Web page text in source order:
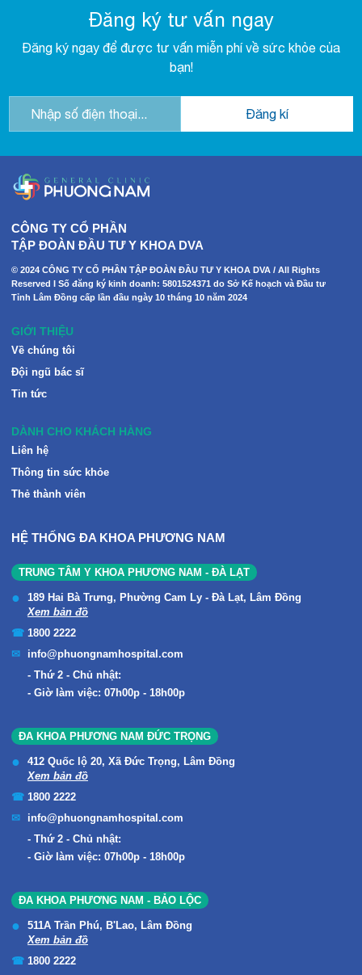
Đăng ký tư vấn ngay
Đăng ký ngay để được tư vấn miễn phí về sức khỏe của
bạn!
CÔNG TY CỔ PHẦN
TẬP ĐOÀN ĐẦU TƯ Y KHOA DVA
© 2024 CÔNG TY CỔ PHẦN TẬP ĐOÀN ĐẦU TƯ Y KHOA DVA / All Rights
Reserved I Số đăng ký kinh doanh: 5801524371 do Sở Kế hoạch và Đầu tư
Tỉnh Lâm Đồng cấp lần đầu ngày 10 tháng 10 năm 2024
GIỚI THIỆU
Về chúng tôi
Đội ngũ bác sĩ
Tin tức
DÀNH CHO KHÁCH HÀNG
Liên hệ
Thông tin sức khỏe
Thẻ thành viên
HỆ THỐNG ĐA KHOA PHƯƠNG NAM
TRUNG TÂM Y KHOA PHƯƠNG NAM - ĐÀ LẠT
189 Hai Bà Trưng, Phường Cam Ly - Đà Lạt, Lâm Đồng
Xem bản đồ
1800 2222
info@phuongnamhospital.com
Thứ 2 - Chủ nhật:
Giờ làm việc: 07h00p - 18h00p
ĐA KHOA PHƯƠNG NAM ĐỨC TRỌNG
412 Quốc lộ 20, Xã Đức Trọng, Lâm Đồng
Xem bản đồ
1800 2222
info@phuongnamhospital.com
Thứ 2 - Chủ nhật:
Giờ làm việc: 07h00p - 18h00p
ĐA KHOA PHƯƠNG NAM - BẢO LỘC
511A Trần Phú, B'Lao, Lâm Đồng
Xem bản đồ
1800 2222